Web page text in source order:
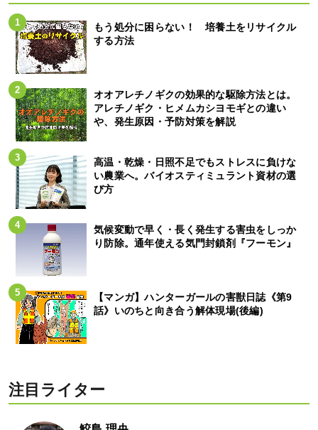
もう処分に困らない！ 培養土をリサイクル
する方法
オオアレチノギクの効果的な駆除方法とは。
アレチノギク・ヒメムカシヨモギとの違い
や、発生原因・予防対策を解説
高温・乾燥・日照不足でもストレスに負けな
い農業へ。バイオスティミュラント資材の選
び方
気候変動で早く・長く発生する害虫をしっか
り防除。通年使える気門封鎖剤『フーモン』
【マンガ】ハンターガールの害獣日誌《第9
話》いのちと向き合う解体現場(後編)
注目ライター